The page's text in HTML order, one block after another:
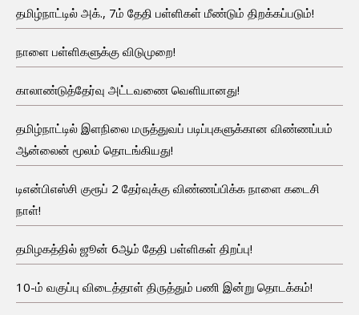
தமிழ்நாட்டில் அக்., 7ம் தேதி பள்ளிகள் மீண்டும் திறக்கப்படும்!
நாளை பள்ளிகளுக்கு விடுமுறை!
காலாண்டுத்தேர்வு அட்டவணை வெளியானது!
தமிழ்நாட்டில் இளநிலை மருத்துவப் படிப்புகளுக்கான விண்ணப்பம்
ஆன்லைன் மூலம் தொடங்கியது!
டிஎன்பிஎஸ்சி குரூப் 2 தேர்வுக்கு விண்ணப்பிக்க நாளை கடைசி
நாள்!
தமிழகத்தில் ஜூன் 6ஆம் தேதி பள்ளிகள் திறப்பு!
10-ம் வகுப்பு விடைத்தாள் திருத்தும் பணி இன்று தொடக்கம்!